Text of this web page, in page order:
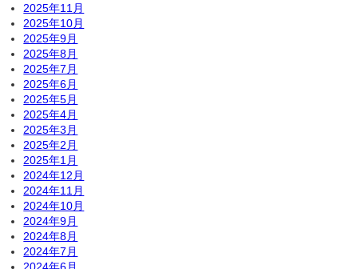
2025年11月
2025年10月
2025年9月
2025年8月
2025年7月
2025年6月
2025年5月
2025年4月
2025年3月
2025年2月
2025年1月
2024年12月
2024年11月
2024年10月
2024年9月
2024年8月
2024年7月
2024年6月